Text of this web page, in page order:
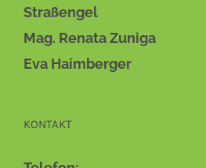
Straßengel
Mag. Renata Zuniga
Eva Haimberger
KONTAKT